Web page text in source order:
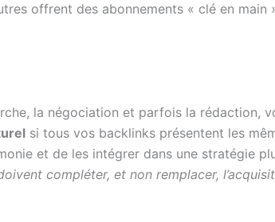
offrent des abonnements « clé en main
la négociation et parfois la rédaction,
si tous vos backlinks présentent les
et de les intégrer dans une stratégie
compléter, et non remplacer,